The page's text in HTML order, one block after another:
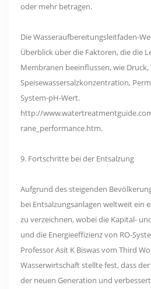
oder mehr betragen.
Die Wasseraufbereitungsleitfaden-
Überblick über die Faktoren, die die
Membranen beeinflussen, wie
Speisewassersalzkonzentration,
System-pH-Wert.
http://
rane_performance.htm.
9. Fortschritte bei der Entsalzung
Aufgrund des steigenden
bei Entsalzungsanlagen weltweit ein
zu verzeichnen, wobei die Kapital-
und die Energieeffizienz von RO-
Professor Asit K Biswas vom Third
Wasserwirtschaft stellte fest, dass
der neuen Generation und